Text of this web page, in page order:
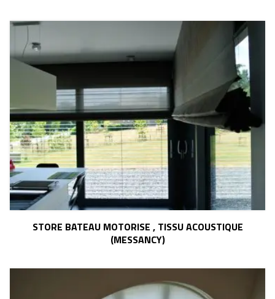
STORE BATEAU MOTORISE , TISSU ACOUSTIQUE
(MESSANCY)